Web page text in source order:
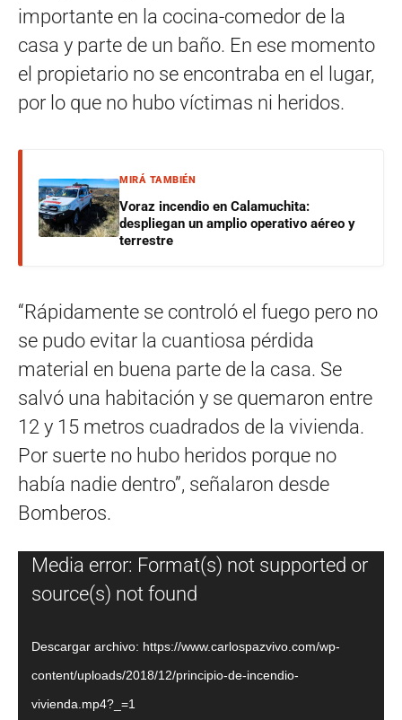
importante en la cocina-comedor de la
casa y parte de un baño. En ese momento
el propietario no se encontraba en el lugar,
por lo que no hubo víctimas ni heridos.
MIRÁ TAMBIÉN
Voraz incendio en Calamuchita:
despliegan un amplio operativo aéreo y
terrestre
“Rápidamente se controló el fuego pero no
se pudo evitar la cuantiosa pérdida
material en buena parte de la casa. Se
salvó una habitación y se quemaron entre
12 y 15 metros cuadrados de la vivienda.
Por suerte no hubo heridos porque no
había nadie dentro”, señalaron desde
Bomberos.
Reproductor
de
Media error: Format(s) not supported or
source(s) not found
Descargar archivo: https://www.carlospazvivo.com/wp-
content/uploads/2018/12/principio-de-incendio-
vivienda.mp4?_=1